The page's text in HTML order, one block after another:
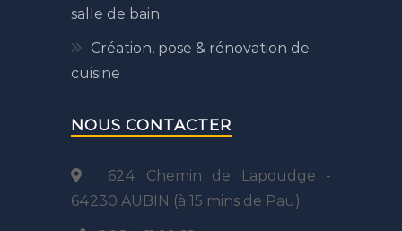
salle de bain
Création, pose & rénovation de
cuisine
NOUS CONTACTER
624 Chemin de Lapoudge -
64230 AUBIN (à 15 mins de Pau)